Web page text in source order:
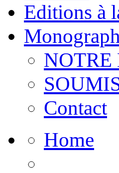
Editions à
Contact
Home